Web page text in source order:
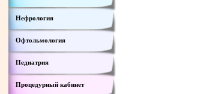
Нефрология
Офтольмология
Педиатрия
Процедурный кабинет